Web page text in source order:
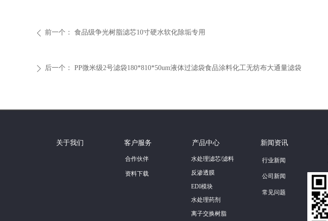
ꄴ 前一个： 食品级争光树脂滤芯10寸硬水软化除垢专用
ꄲ 后一个： PP微米级2号滤袋180*810*50um液体过滤袋食品涂料化工无纺布大通量滤袋
关于我们 客户服务 产品中心 新闻资讯
水处理滤芯/滤料
反渗透膜
EDI模块
水处理药剂
离子交换树脂
合作伙伴
资料下载
行业新闻
公司新闻
常见问题